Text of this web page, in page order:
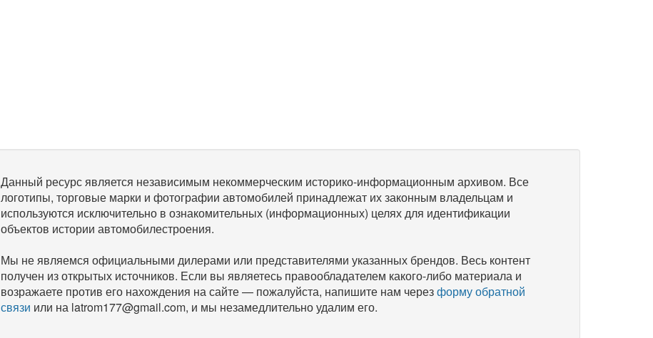
Данный ресурс является независимым некоммерческим историко-информационным архивом. Все
логотипы, торговые марки и фотографии автомобилей принадлежат их законным владельцам и
используются исключительно в ознакомительных (информационных) целях для идентификации
объектов истории автомобилестроения.
Мы не являемся официальными дилерами или представителями указанных брендов. Весь контент
получен из открытых источников. Если вы являетесь правообладателем какого-либо материала и
возражаете против его нахождения на сайте — пожалуйста, напишите нам черезформу обратной
связи или на latrom177@gmail.com, и мы незамедлительно удалим его.